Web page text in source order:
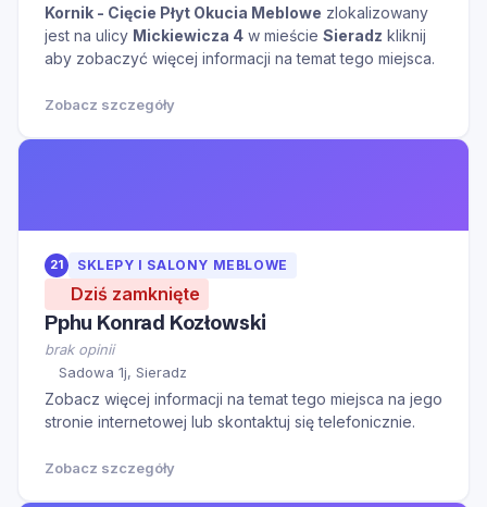
Kornik - Cięcie Płyt Okucia Meblowe zlokalizowany
jest na ulicy Mickiewicza 4 w mieście Sieradz kliknij
aby zobaczyć więcej informacji na temat tego miejsca.
Zobacz szczegóły
21 SKLEPY I SALONY MEBLOWE
Dziś zamknięte
Pphu Konrad Kozłowski
brak opinii
Sadowa 1j, Sieradz
Zobacz więcej informacji na temat tego miejsca na jego
stronie internetowej lub skontaktuj się telefonicznie.
Zobacz szczegóły